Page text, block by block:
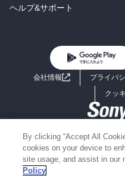
BL・TL
雑誌・グラビア
ラノベ
コミック
ライトノベル
ミステリー
歴史・時代小説
ヘルプ&サポート
よくあるご質問
会社情報 プライバ
クッ
Copyright 2017 - 2026
Information on the site is
powered by
By clicking “Accept All
cookies on your device to
site usage, and assist in our
Policy